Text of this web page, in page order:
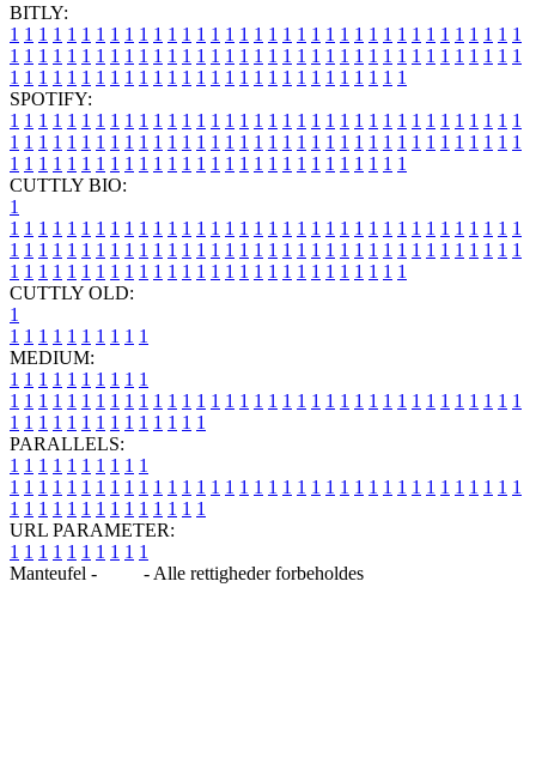
BITLY:
1 1 1 1 1 1 1 1 1 1 1 1 1 1 1 1 1 1 1 1 1 1 1 1 1 1 1 1 1 1 1 1 1 1 1 1
1 1 1 1 1 1 1 1 1 1 1 1 1 1 1 1 1 1 1 1 1 1 1 1 1 1 1 1 1 1 1 1 1 1 1 1
1 1 1 1 1 1 1 1 1 1 1 1 1 1 1 1 1 1 1 1 1 1 1 1 1 1 1 1
SPOTIFY:
1 1 1 1 1 1 1 1 1 1 1 1 1 1 1 1 1 1 1 1 1 1 1 1 1 1 1 1 1 1 1 1 1 1 1 1
1 1 1 1 1 1 1 1 1 1 1 1 1 1 1 1 1 1 1 1 1 1 1 1 1 1 1 1 1 1 1 1 1 1 1 1
1 1 1 1 1 1 1 1 1 1 1 1 1 1 1 1 1 1 1 1 1 1 1 1 1 1 1 1
CUTTLY BIO:
1
1 1 1 1 1 1 1 1 1 1 1 1 1 1 1 1 1 1 1 1 1 1 1 1 1 1 1 1 1 1 1 1 1 1 1 1
1 1 1 1 1 1 1 1 1 1 1 1 1 1 1 1 1 1 1 1 1 1 1 1 1 1 1 1 1 1 1 1 1 1 1 1
1 1 1 1 1 1 1 1 1 1 1 1 1 1 1 1 1 1 1 1 1 1 1 1 1 1 1 1
CUTTLY OLD:
1
1 1 1 1 1 1 1 1 1 1
MEDIUM:
1 1 1 1 1 1 1 1 1 1
1 1 1 1 1 1 1 1 1 1 1 1 1 1 1 1 1 1 1 1 1 1 1 1 1 1 1 1 1 1 1 1 1 1 1 1
1 1 1 1 1 1 1 1 1 1 1 1 1 1
PARALLELS:
1 1 1 1 1 1 1 1 1 1
1 1 1 1 1 1 1 1 1 1 1 1 1 1 1 1 1 1 1 1 1 1 1 1 1 1 1 1 1 1 1 1 1 1 1 1
1 1 1 1 1 1 1 1 1 1 1 1 1 1
URL PARAMETER:
1 1 1 1 1 1 1 1 1 1
Manteufel -
- Alle rettigheder forbeholdes